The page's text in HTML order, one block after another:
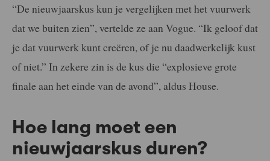
“De nieuwjaarskus kun je vergelijken met het vuurwerk
dat we buiten zien”, vertelde ze aan Vogue. “Ik geloof dat
je dat vuurwerk kunt creëren, of je nu daadwerkelijk kust
of niet.” In zekere zin is de kus die “explosieve grote
finale aan het einde van de avond”, aldus House.
Hoe lang moet een
nieuwjaarskus duren?